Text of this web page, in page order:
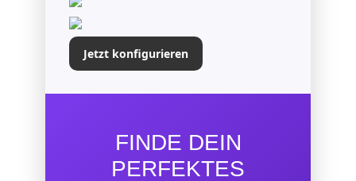
Jetzt konfigurieren
FINDE DEIN
PERFEKTES